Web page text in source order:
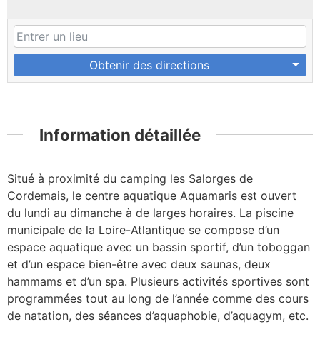
Obtenir des directions
Information détaillée
Situé à proximité du camping les Salorges de
Cordemais, le centre aquatique Aquamaris est ouvert
du lundi au dimanche à de larges horaires. La piscine
municipale de la Loire-Atlantique se compose d’un
espace aquatique avec un bassin sportif, d’un toboggan
et d’un espace bien-être avec deux saunas, deux
hammams et d’un spa. Plusieurs activités sportives sont
programmées tout au long de l’année comme des cours
de natation, des séances d’aquaphobie, d’aquagym, etc.